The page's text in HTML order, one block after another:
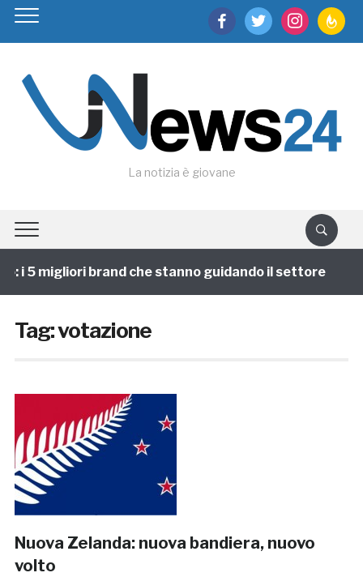
facebooktwitter instagram
La notizia è giovane
i 5 migliori brand che stanno guidando il settore
Tag:votazione
Nuova Zelanda: nuova bandiera, nuovo
volto